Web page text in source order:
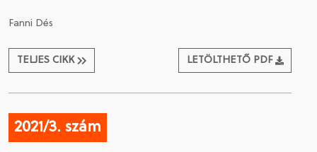
Fanni Dés
TELJES CIKK LETÖLTHETŐ PDF
2021/3. szám